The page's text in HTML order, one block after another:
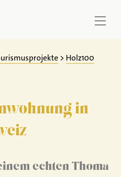
> Holz100
in
echten Thoma